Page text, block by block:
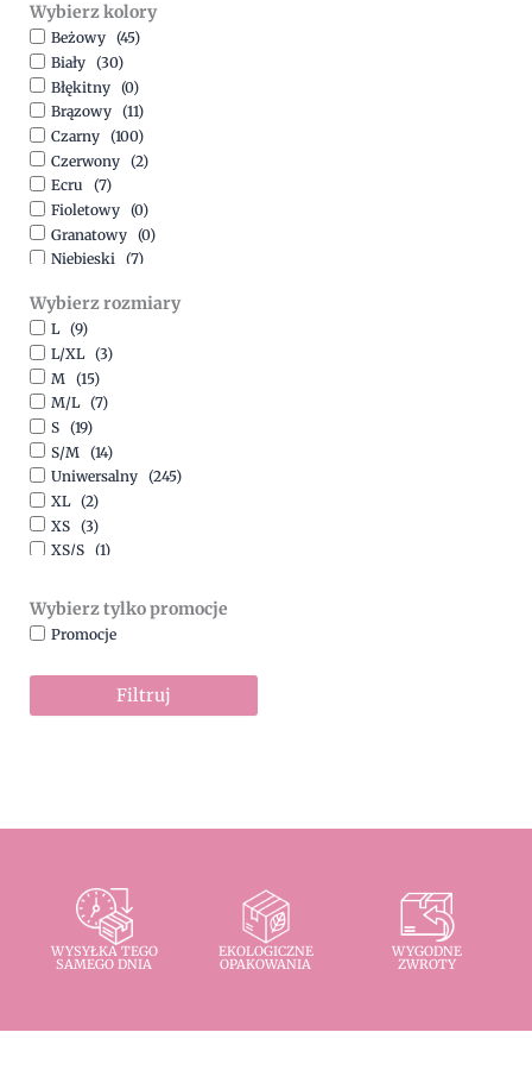
500,00zł-1500,00
Wybierz kolory
Beżowy (45)
Biały (30)
Błękitny (0)
Brązowy (11)
Czarny (100)
Czerwony (2)
Ecru
(7)
Fioletowy (0)
Granatowy (0)
Niebieski (7)
Pomarańczowy
(2)
Różowy
Srebrny
Szary
Turkusowy
Zielony
Złoty
(1)
Wybierz rozmiary
L (9)
L/XL (3)
M (15)
M/L (7)
S (19)
S/M (14)
Uniwersalny (245)
XL (2)
XS (3)
XS/S (1)
Wybierz tylko promocje
Promocje
Filtruj
WYSYŁKA TEGO
SAMEGO DNIA
EKOLOGICZNE
OPAKOWANIA
WYGODNE
ZWROTY